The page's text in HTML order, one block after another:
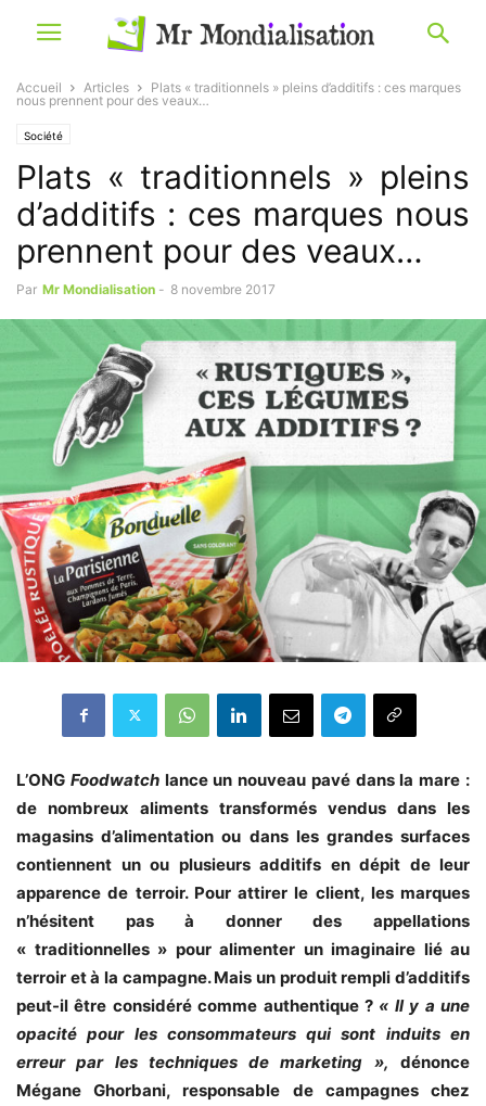
Accueil Articles
Plats « traditionnels » pleins d’additifs : ces marques
nous prennent pour des veaux…
Société
Plats « traditionnels » pleins
d’additifs : ces marques nous
prennent pour des veaux…
Par Mr Mondialisation - 8 novembre 2017
L’ONG Foodwatchlance un nouveau pavé dans la mare :
de nombreux aliments transformés vendus dans les
magasins d’alimentation ou dans les grandes surfaces
contiennent un ou plusieurs additifs en dépit de leur
apparence de terroir. Pour attirer le client, les marques
n’hésitent pas à donner des appellations
« traditionnelles » pour alimenter un imaginaire lié au
terroir et à la campagne. Mais un produit rempli d’additifs
peut-il être considéré comme authentique ? « Il y a une
opacité pour les consommateurs qui sont induits en
erreur par les techniques de marketing », dénonce
Mégane Ghorbani, responsable de campagnes chez